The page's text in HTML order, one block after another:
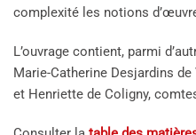
complexité les notions
L’ouvrage contient, parmi
Marie-Catherine Desjardins
et Henriette de Coligny,